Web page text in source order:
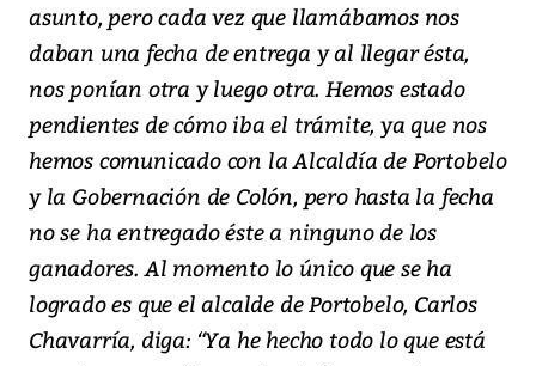
asunto, pero cada vez que llamábamos nos
daban una fecha de entrega y al llegar ésta,
nos ponían otra y luego otra. Hemos estado
pendientes de cómo iba el trámite, ya que nos
hemos comunicado con la Alcaldía de Portobelo
y la Gobernación de Colón, pero hasta la fecha
no se ha entregado éste a ninguno de los
ganadores. Al momento lo único que se ha
logrado es que el alcalde de Portobelo, Carlos
Chavarría, diga: “Ya he hecho todo lo que está